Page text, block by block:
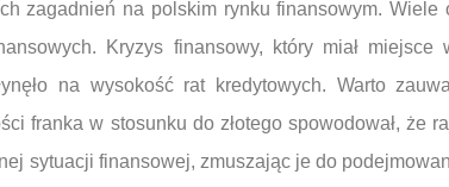
zagadnień na polskim rynku finansowym. Wiele
Kryzys finansowy, który miał miejsce
na wysokość rat kredytowych. Warto
franka w stosunku do złotego spowodował, że
sytuacji finansowej, zmuszając je do